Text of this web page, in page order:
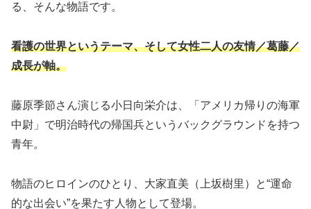
る、そんな物語です。
看護の世界というテーマ、そして女性二人の友情／葛藤／
成長が軸。
藤原季節さん演じる小日向栄介は、「アメリカ帰りの海軍
中尉」で明治時代の帰国兵というバックグラウンドを持つ
青年。
物語のヒロインのひとり、大家直美（上坂樹里）と“運命
的な出会い”を果たす人物として登場。